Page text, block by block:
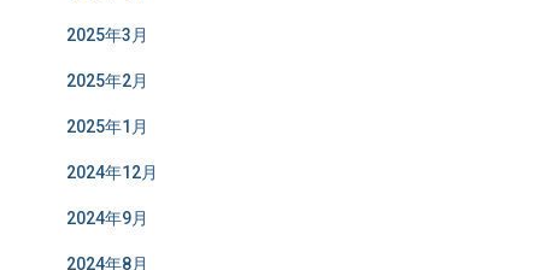
2025年3月
2025年2月
2025年1月
2024年12月
2024年9月
2024年8月